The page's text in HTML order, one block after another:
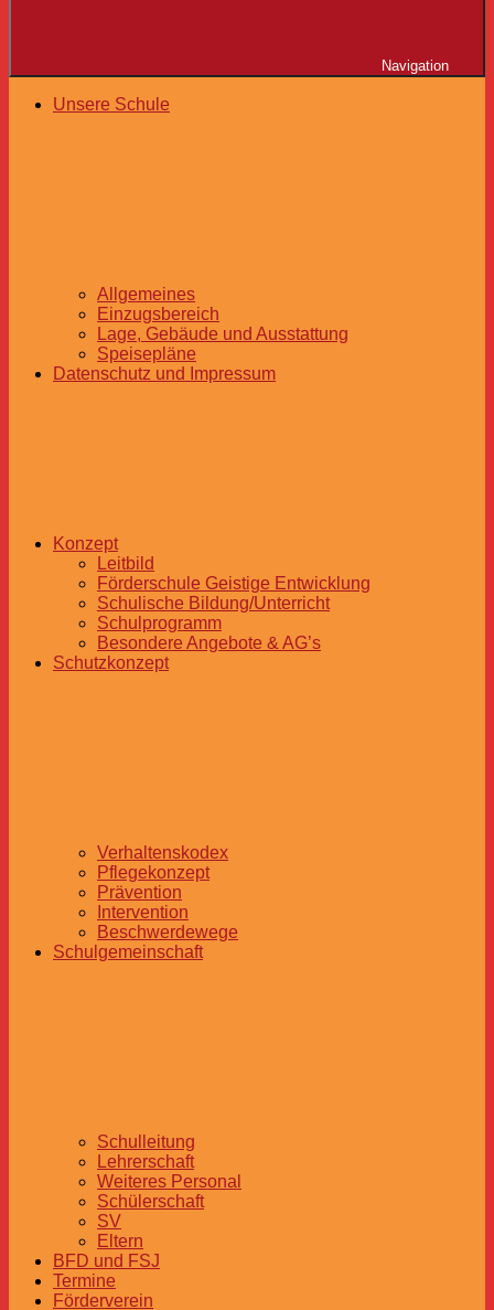
Navigation
Unsere Schule
Allgemeines
Einzugsbereich
Lage, Gebäude und Ausstattung
Speisepläne
Datenschutz und Impressum
Konzept
Leitbild
Förderschule Geistige Entwicklung
Schulische Bildung/Unterricht
Schulprogramm
Besondere Angebote & AG’s
Schutzkonzept
Verhaltenskodex
Pflegekonzept
Prävention
Intervention
Beschwerdewege
Schulgemeinschaft
Schulleitung
Lehrerschaft
Weiteres Personal
Schülerschaft
SV
Eltern
BFD und FSJ
Termine
Förderverein